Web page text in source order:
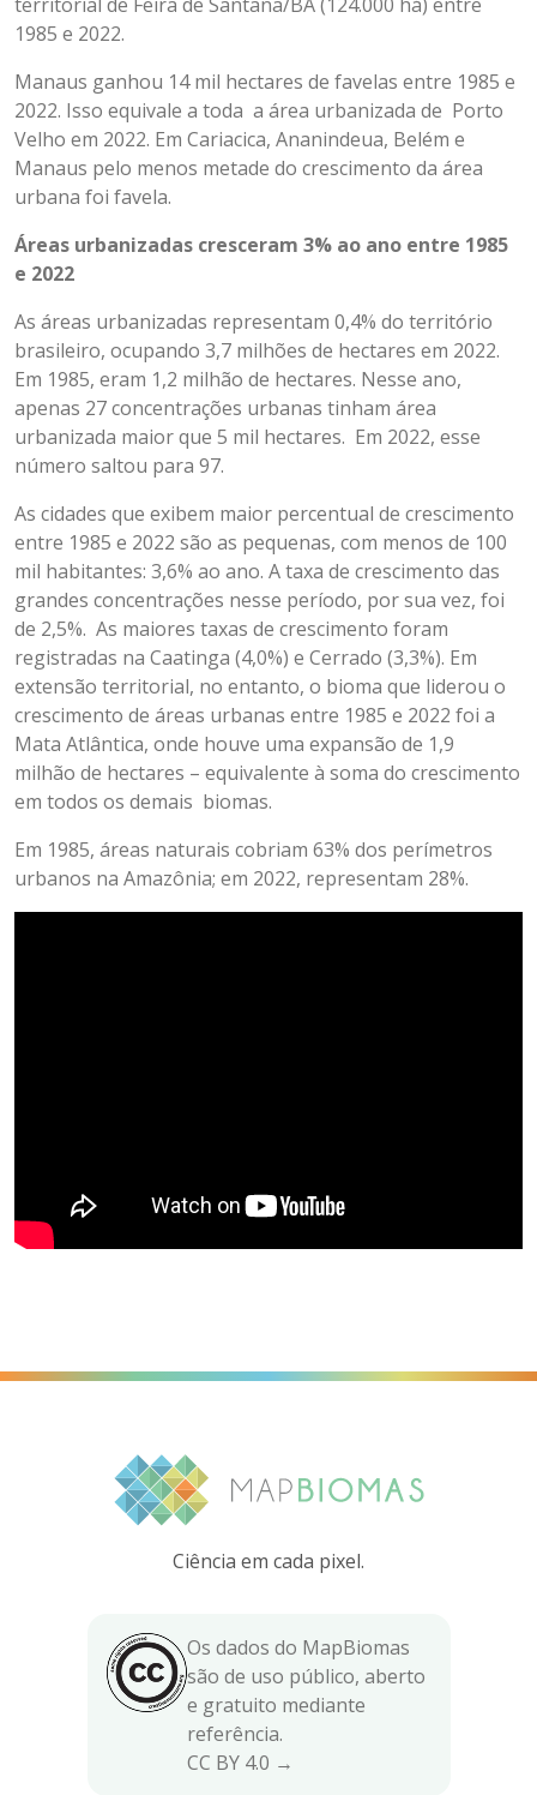
1985 e 2022.
Manaus ganhou 14 mil hectares de favelas entre 1985 e
2022. Isso equivale a toda a área urbanizada de Porto
Velho em 2022. Em Cariacica, Ananindeua, Belém e
Manaus pelo menos metade do crescimento da área
urbana foi favela.
Áreas urbanizadas cresceram 3% ao ano entre 1985
e 2022
As áreas urbanizadas representam 0,4% do território
brasileiro, ocupando 3,7 milhões de hectares em 2022.
Em 1985, eram 1,2 milhão de hectares. Nesse ano,
apenas 27 concentrações urbanas tinham área
urbanizada maior que 5 mil hectares. Em 2022, esse
número saltou para 97.
As cidades que exibem maior percentual de crescimento
entre 1985 e 2022 são as pequenas, com menos de 100
mil habitantes: 3,6% ao ano. A taxa de crescimento das
grandes concentrações nesse período, por sua vez, foi
de 2,5%. As maiores taxas de crescimento foram
registradas na Caatinga (4,0%) e Cerrado (3,3%). Em
extensão territorial, no entanto, o bioma que liderou o
crescimento de áreas urbanas entre 1985 e 2022 foi a
Mata Atlântica, onde houve uma expansão de 1,9
milhão de hectares – equivalente à soma do crescimento
em todos os demais biomas.
Em 1985, áreas naturais cobriam 63% dos perímetros
urbanos na Amazônia; em 2022, representam 28%.
Ciência em cada pixel.
Os dados do MapBiomas
são de uso público, aberto
e gratuito mediante
referência.
CC BY 4.0 →